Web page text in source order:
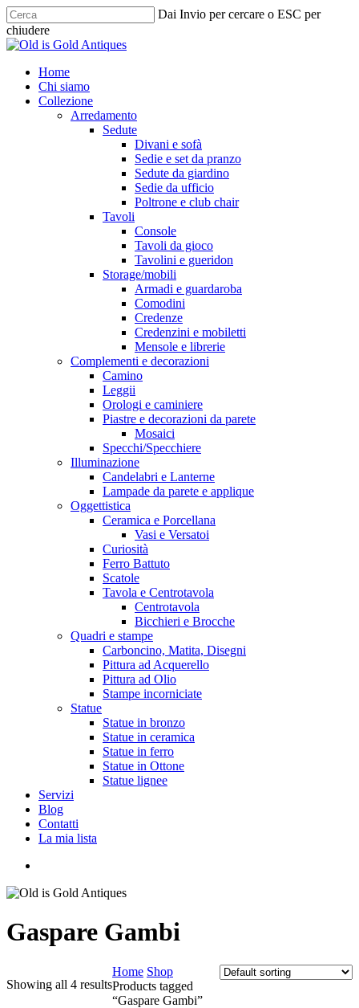
Skip
to
main
Dai Invio per cercare o ESC per
chiudere
Chiudi
cerca
Menu
Home
Chi siamo
Collezione
Arredamento
Sedute
Divani e sofà
Sedie e set da pranzo
Sedute da giardino
Sedie da ufficio
Poltrone e club chair
Tavoli
Console
Tavoli da gioco
Tavolini e gueridon
Storage/mobili
Armadi e guardaroba
Comodini
Credenze
Credenzini e mobiletti
Mensole e librerie
Complementi e decorazioni
Camino
Leggii
Orologi e caminiere
Piastre e decorazioni da parete
Mosaici
Specchi/Specchiere
Illuminazione
Candelabri e Lanterne
Lampade da parete e applique
Oggettistica
Ceramica e Porcellana
Vasi e Versatoi
Curiosità
Ferro Battuto
Scatole
Tavola e Centrotavola
Centrotavola
Bicchieri e Brocche
Quadri e stampe
Carboncino, Matita, Disegni
Pittura ad Acquerello
Pittura ad Olio
Stampe incorniciate
Statue
Statue in bronzo
Statue in ceramica
Statue in ferro
Statue in Ottone
Statue lignee
Servizi
Blog
Contatti
La mia lista
Gaspare Gambi
Showing all 4 results
Home Shop
Products tagged
“Gaspare Gambi”